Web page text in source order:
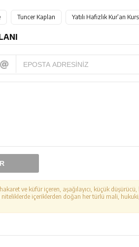
Tuncer Kaplan Yatılı Hafızlık Kur’an
ve küfür içeren, aşağılayıcı, küçük düşürücü,
içeriklerden doğan her türlü mali,